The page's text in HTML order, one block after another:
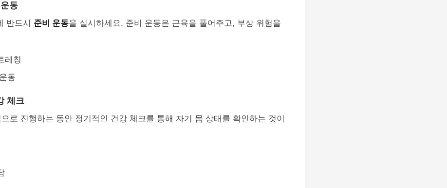
동
반드시 준비 운동을 실시하세요. 준비 운동은 근육을 풀어주고, 부상 위험을
레칭
동
체크
로 진행하는 동안 정기적인 건강 체크를 통해 자기 몸 상태를 확인하는 것이